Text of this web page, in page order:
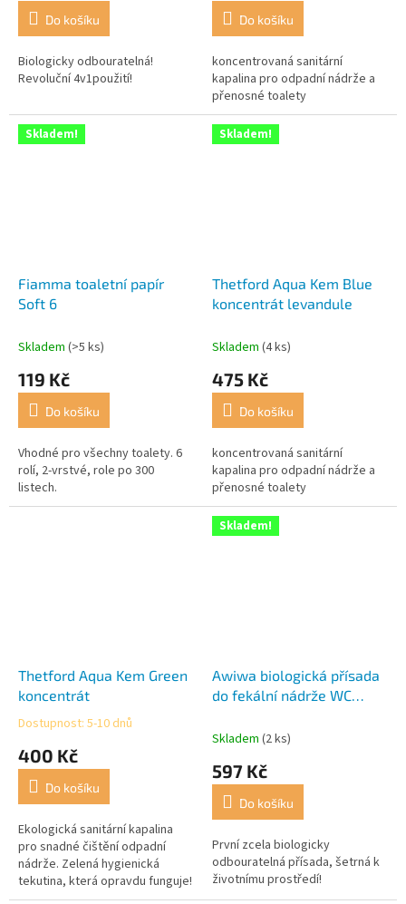
Do košíku
Biologicky odbouratelná!
Revoluční 4v1použití!
Do košíku
koncentrovaná sanitární
kapalina pro odpadní nádrže a
přenosné toalety
Skladem!
Fiamma toaletní papír
Soft 6
Skladem (>5 ks)
119 Kč
Do košíku
Vhodné pro všechny toalety. 6
rolí, 2-vrstvé, role po 300
listech.
Skladem!
Thetford Aqua Kem Blue
koncentrát levandule
Skladem (4 ks)
475 Kč
Do košíku
koncentrovaná sanitární
kapalina pro odpadní nádrže a
přenosné toalety
Thetford Aqua Kem Green
koncentrát
Průměrné
produktu
4,8
5
hvězdiček.
Dostupnost: 5-10 dnů
400 Kč
Do košíku
Ekologická sanitární kapalina
pro snadné čištění odpadní
nádrže. Zelená hygienická
tekutina, která opravdu funguje!
Skladem!
Awiwa biologická přísada
do fekální nádrže WC
Skladem (2 ks)
597 Kč
Do košíku
První zcela biologicky
odbouratelná přísada, šetrná k
životnímu prostředí!